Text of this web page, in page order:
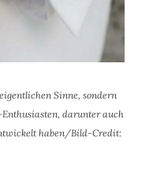
Sinne, sondern
darunter auch
haben/Bild-Credit: